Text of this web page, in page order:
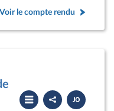
Voir le compte rendu
Partager
le
Télécharger
le